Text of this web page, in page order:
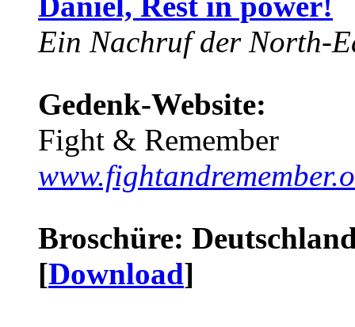
Ein Nachruf der North-
Gedenk-Website:
Fight & Remember
Broschüre:
[Download]